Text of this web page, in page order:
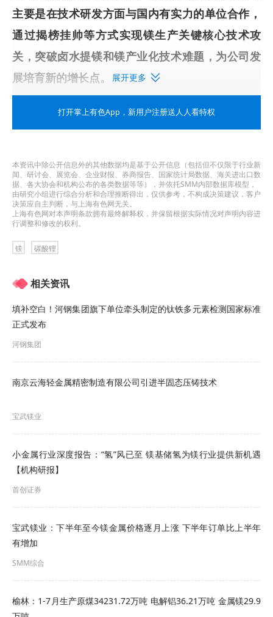
主要是在技术研发方面与国内有实力的单位合作，
通过揭榜挂帅等方式实现镁生产关键核心技术攻
关，突破卤水提镁和镁产业化技术难题，为公司发
展培育新的增长点。
对于”公司钾肥和碳酸锂的销售是先款后货还是现款
现货或者先货后款，如果是后者，授信时间大约多
采用先款后货的销售模式。
此外，对于投资者关心的“公司与中铝集团签订战略
合作协议为什么不进行公告披露？”问题，盐湖股份
回应：目前与相关公司签署战略合作框架协议并无
严格按照股票上市规则要求履行信息披露义务。
此前在投资者互动平台和接受机构调研时，盐湖股
对于“公司参股的盐湖镁业公司电解镁的产量有多
少？”，盐湖股份11月23日再投资者互动平台回应：
盐湖股份前期发布调研活动信息显示，被问及公司
在镁资源方面的规划及进展时，盐湖股份表示，公
过“揭榜挂帅”等方式，引进新的开发技术，实现盐
湖镁资源开发新突破，并在下游积极布局镁合金压
铸项目。
年在安徽省马鞍山市投资建设年产5000吨镁、铝合
展开更多
打开掌上有色App ，新用户注册送人人看特权
本资讯中除公开信息外的其他数据均是基于公开信息（包括但不仅限于行业新
闻、研讨会、展览会、企业财报、券商报告、国家统计局数据、海关进出口数
据、各大协会和机构公布的各类数据等等），并依托SMM内部数据库模型，
由研究小组进行综合分析和合理推断得出，仅供参考，不构成决策建议，客户
决策应自主判断，与上海有色网无关。
上海有色网对本声明条款拥有最终解释权，并保留根据实际情况对声明内容进
行调整和修改的权利。
镁 碳酸锂
相关资讯
填补空白！河钢集团旗下单位牵头制定的钛铁多元素检测国家标准
正式发布
河钢集团
南京云海轻金属精密制造有限公司引进半固态压铸技术
宝武镁业
小金属行业深度报告：“氢”风已至 镁基储氢为镁行业提供新机遇
【机构研报】
首创证券
宝武镁业：下半年至今镁金属价格逐月上涨 下半年订单比上半年
有增加
SMM综合
榆林：1-7月生产原煤34231.72万吨 电解铝36.21万吨 金属镁29.9